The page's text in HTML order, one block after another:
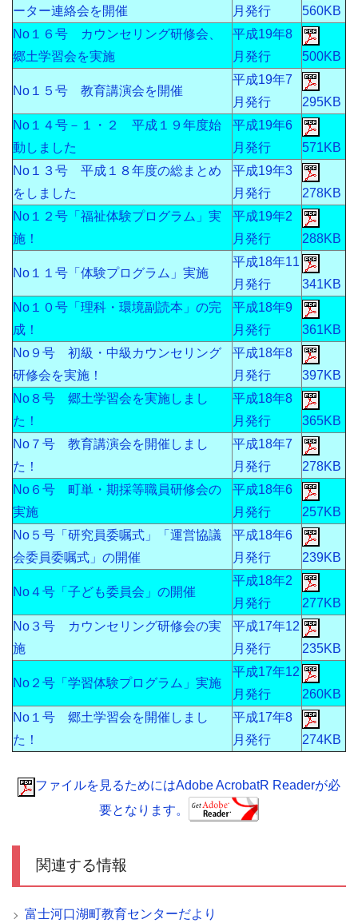
ーター連絡会を開催
月発行
560KB
No１６号 カウンセリング研修会、
郷土学習会を実施
平成19年8
月発行
500KB
No１５号 教育講演会を開催
平成19年7
月発行
295KB
No１４号－１・２ 平成１９年度始
動しました
平成19年6
月発行
571KB
No１３号 平成１８年度の総まとめ
をしました
平成19年3
月発行
278KB
No１２号「福祉体験プログラム」実
施！
平成19年2
月発行
288KB
No１１号「体験プログラム」実施
平成18年11
月発行
341KB
No１０号「理科・環境副読本」の完
成！
平成18年9
月発行
361KB
No９号 初級・中級カウンセリング
研修会を実施！
平成18年8
月発行
397KB
No８号 郷土学習会を実施しまし
た！
平成18年8
月発行
365KB
No７号 教育講演会を開催しまし
た！
平成18年7
月発行
278KB
No６号 町単・期採等職員研修会の
実施
平成18年6
月発行
257KB
No５号「研究員委嘱式」「運営協議
会委員委嘱式」の開催
平成18年6
月発行
239KB
No４号「子ども委員会」の開催
平成18年2
月発行
277KB
No３号 カウンセリング研修会の実
施
平成17年12
月発行
235KB
No２号「学習体験プログラム」実施
平成17年12
月発行
260KB
No１号 郷土学習会を開催しまし
た！
平成17年8
月発行
274KB
ファイルを見るためにはAdobe AcrobatR Readerが必
要となります。
関連する情報
富士河口湖町教育センターだより